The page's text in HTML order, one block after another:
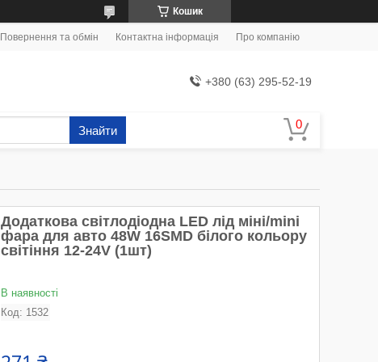
Кошик
Повернення та обмін Контактна інформація Про компанію
+380 (63) 295-52-19
Знайти
Додаткова світлодіодна LED лід міні/mini
фара для авто 48W 16SMD білого кольору
світіння 12-24V (1шт)
В наявності
Код: 1532